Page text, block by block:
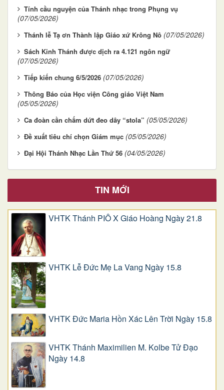
Tính cầu nguyện của Thánh nhạc trong Phụng vụ
(07/05/2026)
Thánh lễ Tạ ơn Thành lập Giáo xứ Krông Nô (07/05/2026)
Sách Kinh Thánh được dịch ra 4.121 ngôn ngữ
(07/05/2026)
Tiếp kiến chung 6/5/2026 (07/05/2026)
Thông Báo của Học viện Công giáo Việt Nam
(05/05/2026)
Ca đoàn cần chấm dứt đeo dây “stola” (05/05/2026)
Đề xuất tiêu chí chọn Giám mục (05/05/2026)
Đại Hội Thánh Nhạc Lần Thứ 56 (04/05/2026)
TIN MỚI
VHTK Thánh PIÔ X Giáo Hoàng Ngày 21.8
VHTK Lễ Đức Mẹ La Vang Ngày 15.8
VHTK Đức Maria Hồn Xác Lên Trời Ngày 15.8
VHTK Thánh Maximilien M. Kolbe Tử Đạo
Ngày 14.8